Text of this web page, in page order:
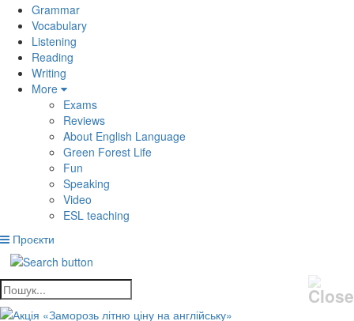
Grammar
Vocabulary
Listening
Reading
Writing
More
Exams
Reviews
About English Language
Green Forest Life
Fun
Speaking
Video
ESL teaching
Проєкти